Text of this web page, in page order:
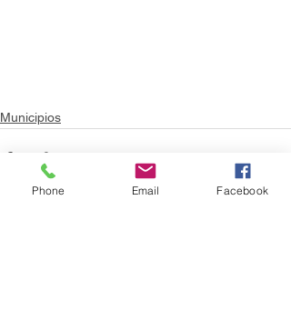
Municipios
Phone Email Facebook